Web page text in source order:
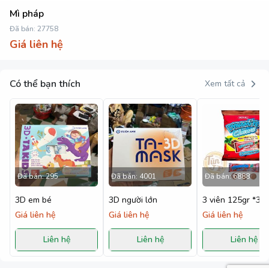
Mì pháp
Đã bán: 27758
Giá liên hệ
Có thể bạn thích Xem tất cả
Đã bán:295
3D em bé
Giá liên hệ
Liên hệ
Đã bán: 4001
3D người lớn
Giá liên hệ
Liên hệ
Đã bán:6888
3 viên 125gr *36
Giá liên hệ
Liên hệ